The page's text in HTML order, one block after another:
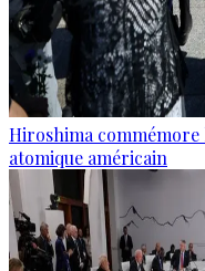
Hiroshima commémore
atomique américain